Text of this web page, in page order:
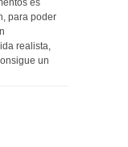
es
para poder
realista,
un